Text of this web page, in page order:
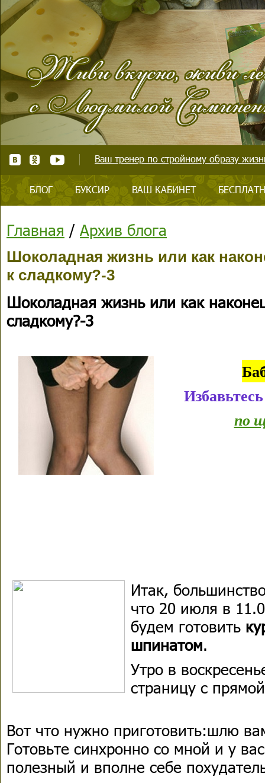
Ваш тренер по стройному образу
БЛОГ БУКСИР ВАШ КАБИНЕТ
Главная / Архив блога
Шоколадная жизнь или как
к сладкому?-3
Шоколадная жизнь или как
сладкому?-3
по
Итак, большинст
что 20 июля в
будем готовить
шпинатом.
Утро в
страницу с
Вот что нужно приготовить:шлю
Готовьте синхронно со мной и у
полезный и вполне себе